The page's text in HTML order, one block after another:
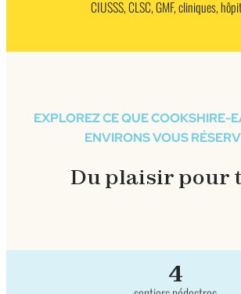
CIUSSS, CLSC, GMF, cliniques,
EXPLOREZ CE QUE COOKSHIRE-
ENVIRONS VOUS
Du plaisir pour
4